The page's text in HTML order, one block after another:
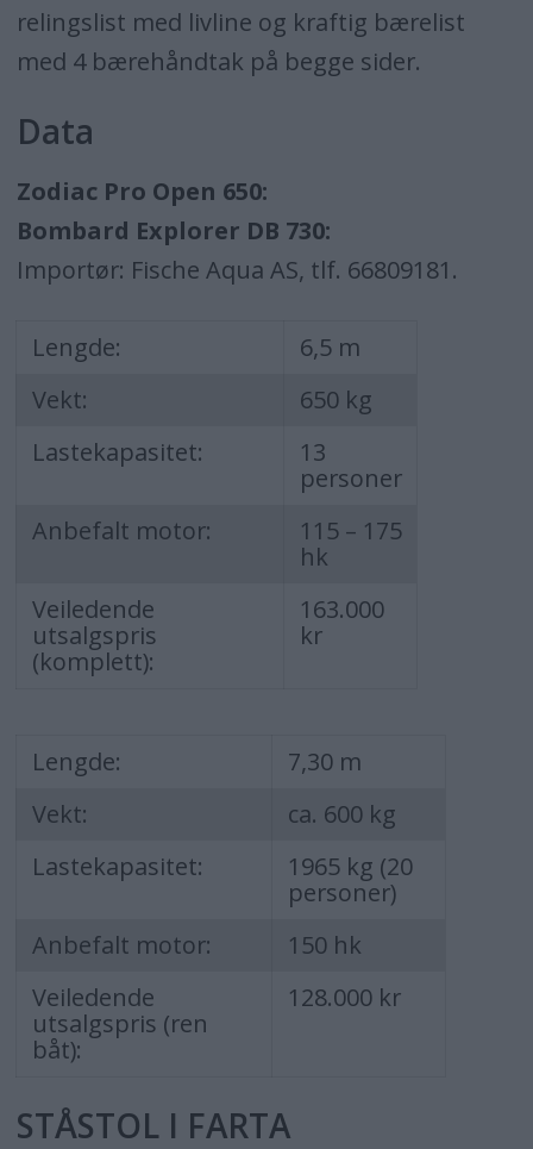
relingslist med livline og kraftig bærelist
med 4 bærehåndtak på begge sider.
Data
Zodiac Pro Open 650:
Bombard Explorer DB 730:
Importør: Fische Aqua AS, tlf. 66809181.
Lengde:
6,5 m
Vekt:
650 kg
Lastekapasitet:
13
personer
Anbefalt motor:
115 – 175
hk
Veiledende
utsalgspris
(komplett):
163.000
kr
Lengde:
7,30 m
Vekt:
ca. 600 kg
Lastekapasitet:
1965 kg (20
personer)
Anbefalt motor:
150 hk
Veiledende
utsalgspris (ren
båt):
128.000 kr
STÅSTOL I FARTA